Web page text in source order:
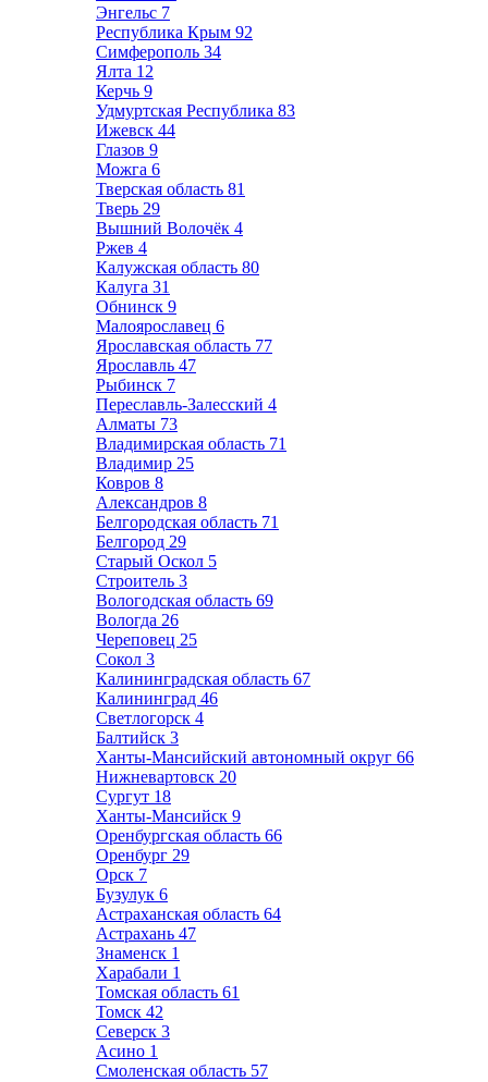
Энгельс 7
Республика Крым 92
Симферополь 34
Ялта 12
Керчь 9
Удмуртская Республика 83
Ижевск 44
Глазов 9
Можга 6
Тверская область 81
Тверь 29
Вышний Волочёк 4
Ржев 4
Калужская область 80
Калуга 31
Обнинск 9
Малоярославец 6
Ярославская область 77
Ярославль 47
Рыбинск 7
Переславль-Залесский 4
Алматы 73
Владимирская область 71
Владимир 25
Ковров 8
Александров 8
Белгородская область 71
Белгород 29
Старый Оскол 5
Строитель 3
Вологодская область 69
Вологда 26
Череповец 25
Сокол 3
Калининградская область 67
Калининград 46
Светлогорск 4
Балтийск 3
Ханты-Мансийский автономный округ 66
Нижневартовск 20
Сургут 18
Ханты-Мансийск 9
Оренбургская область 66
Оренбург 29
Орск 7
Бузулук 6
Астраханская область 64
Астрахань 47
Знаменск 1
Харабали 1
Томская область 61
Томск 42
Северск 3
Асино 1
Смоленская область 57